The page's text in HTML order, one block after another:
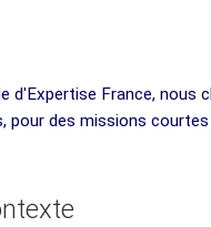
d'Expertise France,
des missions courtes